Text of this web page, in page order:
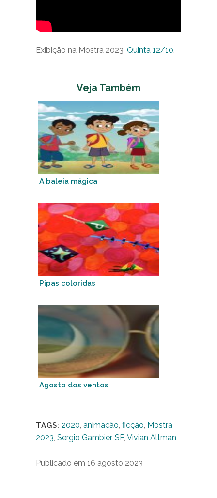
Exibição na Mostra 2023: Quinta 12/10.
Veja Também
A baleia mágica
Pipas coloridas
Agosto dos ventos
TAGS: 2020, animação, ficção, Mostra
2023, Sergio Gambier, SP, Vivian Altman
Publicado em 16 agosto 2023